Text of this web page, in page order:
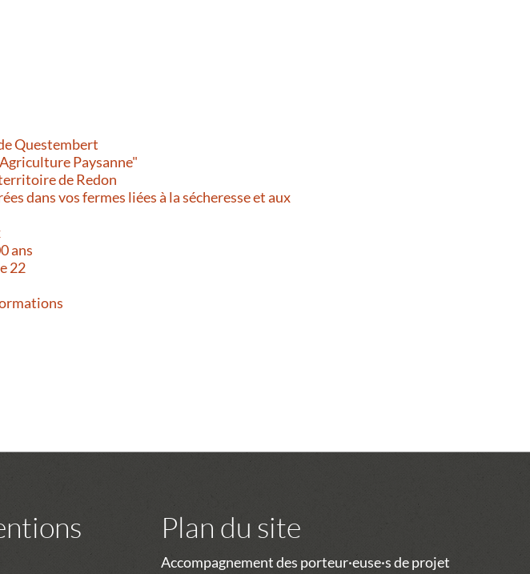
Questembert
Paysanne"
de Redon
dans vos fermes liées à la sécheresse et aux
ans
22
Plan du site
Accompagnement des porteur·euse·s de projet